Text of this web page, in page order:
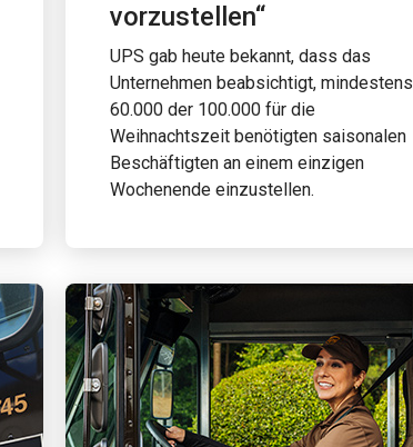
vorzustellen“
UPS gab heute bekannt, dass das
Unternehmen beabsichtigt, mindestens
60.000 der 100.000 für die
Weihnachtszeit benötigten saisonalen
Beschäftigten an einem einzigen
Wochenende einzustellen.